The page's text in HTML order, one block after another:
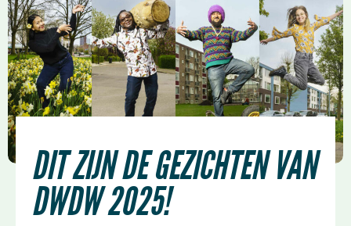
DIT ZIJN DE GEZICHTEN VAN
DWDW 2025!